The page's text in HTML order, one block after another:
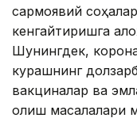
сармоявий
кенгайтиришга
Шунингдек,
курашнинг
вакциналар ва
олиш масалалари